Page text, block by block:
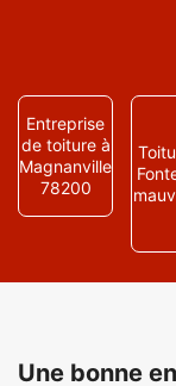
Entreprise
de toiture à
Magnanville
78200
Une bonne